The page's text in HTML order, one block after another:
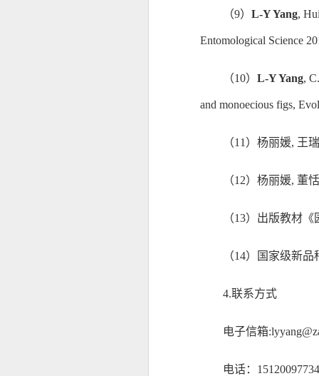
（9） L-Y Yang,
Entomological Science
（10） L-Y Yang,
and monoecious figs,
（11） 杨丽媛, 王
（12） 杨丽媛, 董
（13） 出版教材《
（14） 国家级新品
4.联系方式
电子信箱:lyyang
电话： 15120097734